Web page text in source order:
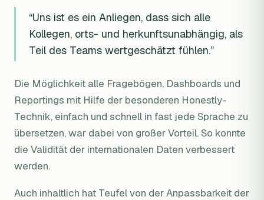
“Uns ist es ein Anliegen, dass sich alle
Kollegen, orts- und herkunftsunabhängig, als
Teil des Teams wertgeschätzt fühlen.”
Die Möglichkeit alle Fragebögen, Dashboards und
Reportings mit Hilfe der besonderen Honestly-
Technik, einfach und schnell in fast jede Sprache zu
übersetzen, war dabei von großer Vorteil. So konnte
die Validität der internationalen Daten verbessert
werden.
Auch inhaltlich hat Teufel von der Anpassbarkeit der